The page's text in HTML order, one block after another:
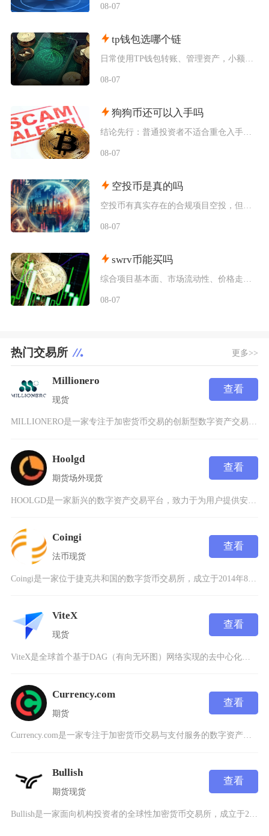
08-07
tp钱包选哪个链
日常使用TP钱包转账、管理资产，小额稳定币互转优先选择波场TRC20；币安生态内交互、参与
08-07
狗狗币还可以入手吗
08-07
空投币是真的吗
08-07
swrv币能买吗
08-07
热门交易所 更多>>
Millionero
现货
查看
MILLIONERO是一家专注于加密货币交易的创新型数字资产交易平台，致力于为全球用户提供
Hoolgd
期货场外现货
查看
HOOLGD是一家新兴的数字资产交易平台，致力于为用户提供安全、高效、透明的加密货币交易服
Coingi
法币现货
查看
Coingi是一家位于捷克共和国的数字货币交易所，成立于2014年8月，注册地为美国，是一
ViteX
现货
查看
ViteX是全球首个基于DAG（有向无环图）网络实现的去中心化交易所（DEX），由Vite
Currency.com
期货
查看
Currency.com是一家专注于加密货币交易与支付服务的数字资产平台，成立于2020年
Bullish
期货现货
查看